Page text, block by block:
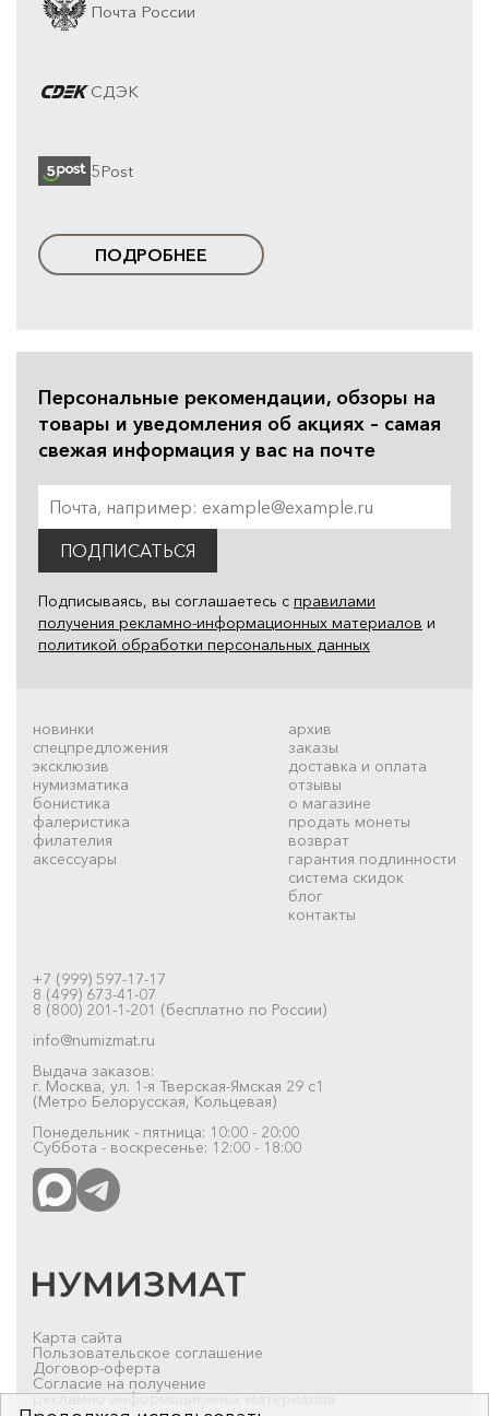
Почта России
СДЭК
5Post
ПОДРОБНЕЕ
Персональные рекомендации, обзоры на
товары и уведомления об акциях – самая
свежая информация у вас на почте
ПОДПИСАТЬСЯ
Подписываясь, вы соглашаетесь с правилами
получения рекламно-информационных материалов и
политикой обработки персональных данных
новинки
спецпредложения
эксклюзив
нумизматика
бонистика
фалеристика
филателия
аксессуары
архив
заказы
доставка и оплата
отзывы
о магазине
продать монеты
возврат
гарантия подлинности
система скидок
блог
контакты
+7 (999) 597-17-17
8 (499) 673-41-07
8 (800) 201-1-201 (бесплатно по России)
info@numizmat.ru
Выдача заказов:
г. Москва, ул. 1-я Тверская-Ямская 29 с1
(Метро Белорусская, Кольцевая)
Понедельник - пятница: 10:00 - 20:00
Суббота - воскресенье: 12:00 - 18:00
Карта сайта
Пользовательское соглашение
Договор-оферта
Согласие на получение
рекламно-информационных материалов